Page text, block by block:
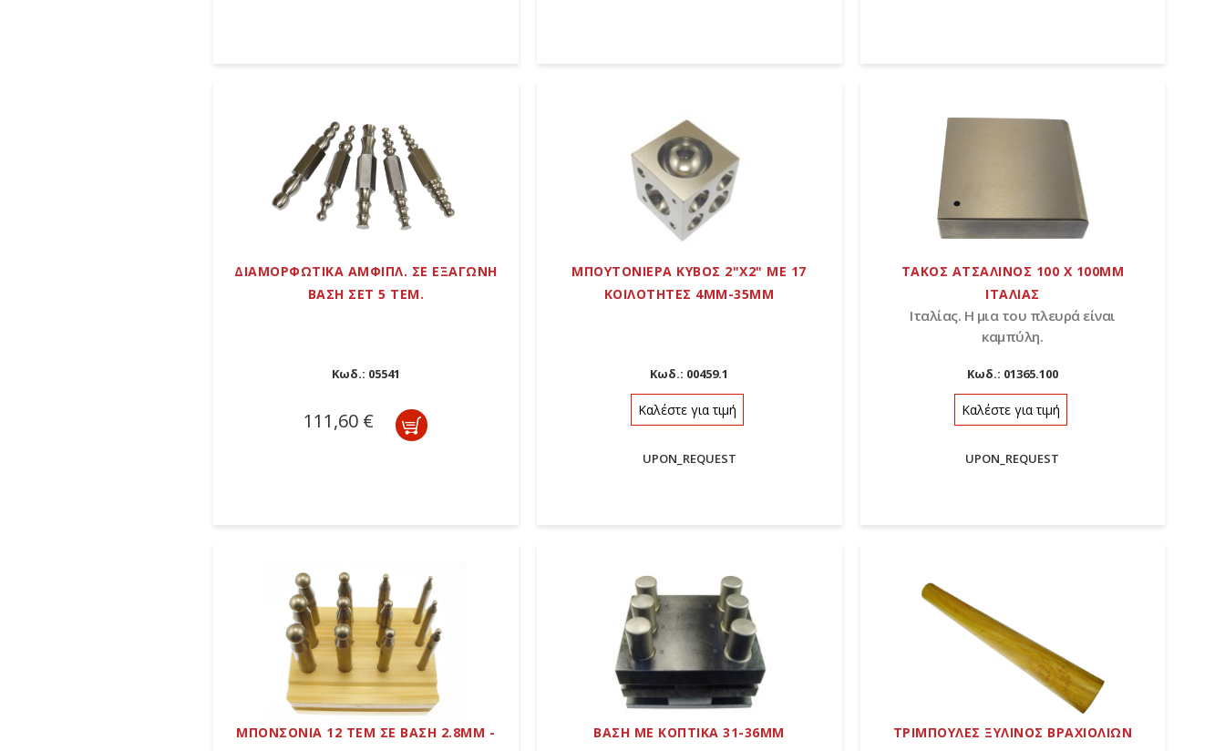
ΔΙΑΜΟΡΦΩΤΙΚΑ ΑΜΦΙΠΛ. ΣΕ ΕΞΑΓΩΝΗ
ΒΑΣΗ ΣΕΤ 5 ΤΕΜ.
Κωδ.: 05541
111,60 €
ΜΠΟΥΤΟΝΙΕΡΑ ΚΥΒΟΣ 2"Χ2" ΜΕ 17
ΚΟΙΛΟΤΗΤΕΣ 4MM-35MM
Κωδ.: 00459.1
Καλέστε για τιμή
UPON_REQUEST
ΤΑΚΟΣ ΑΤΣΑΛΙΝΟΣ 100 Χ 100MM
ΙΤΑΛΙΑΣ
Ιταλίας. Η μια του πλευρά είναι
καμπύλη.
Κωδ.: 01365.100
Καλέστε για τιμή
UPON_REQUEST
ΜΠΟΝΣΟΝΙΑ 12 ΤΕΜ ΣΕ ΒΑΣΗ 2.8MM -
ΒΑΣΗ ΜΕ ΚΟΠΤΙΚΑ 31-36ΜΜ ΤΡΙΜΠΟΥΛΕΣ ΞΥΛΙΝΟΣ ΒΡΑΧΙΟΛΙΩΝ